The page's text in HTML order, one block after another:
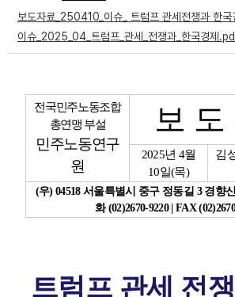
보도자료_250410_이슈_ 트럼프 관세전쟁과 한
이슈_2025_04_트럼프_관세_전쟁과_한국경제
전국민주노동조합
총연맹 부설
민주노동연구
원
보 도
2025년 4월
10일(목)
김
(우) 04518서울특별시 중구 정동길 3 경향
화(02)2670-9220 | FAX
트럼프 관세 전
자료